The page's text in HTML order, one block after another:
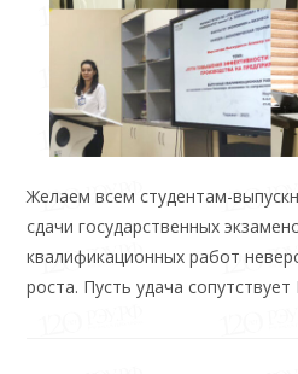
Желаем всем студентам-
сдачи государственных
квалификационных работ
роста. Пусть удача сопутствует